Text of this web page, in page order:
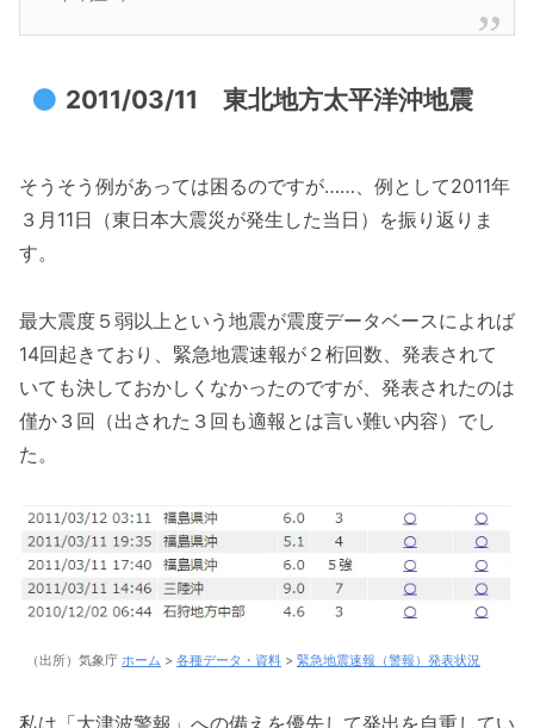
2011/03/11 東北地方太平洋沖地震
そうそう例があっては困るのですが……、例として2011年
３月11日（東日本大震災が発生した当日）を振り返りま
す。
最大震度５弱以上という地震が震度データベースによれば
14回起きており、緊急地震速報が２桁回数、発表されて
いても決しておかしくなかったのですが、発表されたのは
僅か３回（出された３回も適報とは言い難い内容）でし
た。
（出所）気象庁 ホーム > 各種データ・資料 > 緊急地震速報（警報）発表状況
私は「大津波警報」への備えを優先して発出を自重してい